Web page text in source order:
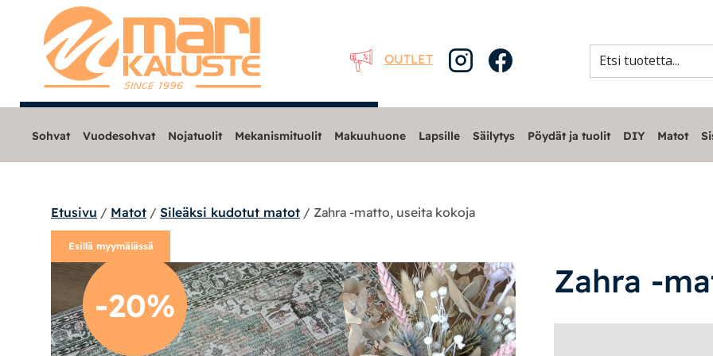
OUTLET
Sohvat
Nojatuolit
Mekanismituolit
Sohvat Vuodesohvat Nojatuolit Mekanismituolit Makuuhuone Lapsille Säilytys Pöydät ja tuolit DIY Matot
Etusivu / Matot / Sileäksi kudotut matot / Zahra -matto, useita kokoja
Esillä myymälässä
-20%
Zahra -